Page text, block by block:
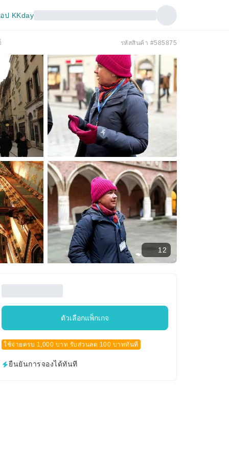
ป KKday
รหัสสินค้า #585875
12
ตัวเลือกแพ็กเกจ
ใช้จ่ายครบ 1,000 บาท รับส่วนลด 100 บาททันที
ยืนยันการจองได้ทันที